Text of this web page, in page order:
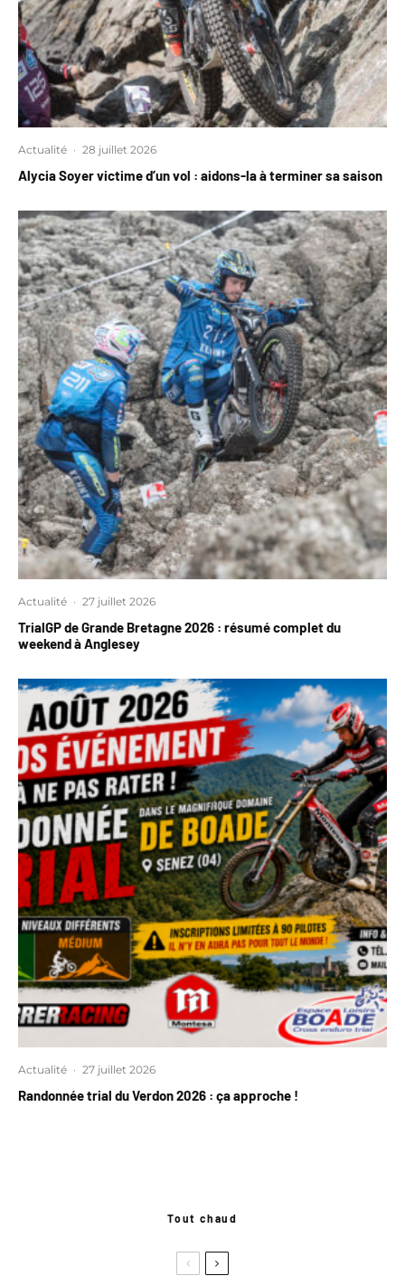
Actualité · 28 juillet 2026
Alycia Soyer victime d’un vol : aidons-la à terminer sa saison
Actualité · 27 juillet 2026
TrialGP de Grande Bretagne 2026 : résumé complet du
weekend à Anglesey
Actualité · 27 juillet 2026
Randonnée trial du Verdon 2026 : ça approche !
Tout chaud